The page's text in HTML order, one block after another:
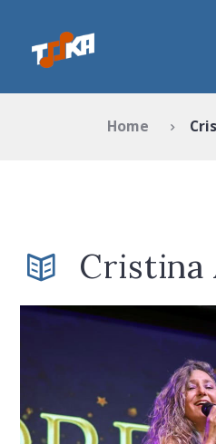
Home
Cristina